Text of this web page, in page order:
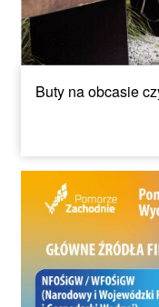
Buty na obcasie